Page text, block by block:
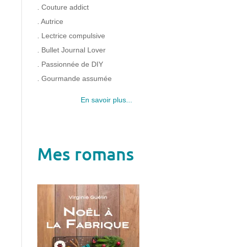
. Couture addict
. Autrice
. Lectrice compulsive
. Bullet Journal Lover
. Passionnée de DIY
. Gourmande assumée
En savoir plus...
Mes romans